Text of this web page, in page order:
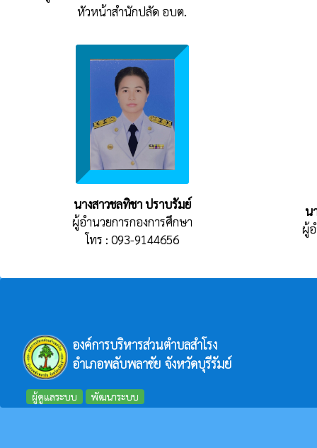
หัวหน้าสำนักปลัด อบต.
นางสาวชลทิชา ปราบรัมย์
ผู้อำนวยการกองการศึกษา
โทร : 093-9144656
น
ผู้
องค์การบริหารส่วนตำบลสำโรง
อำเภอพลับพลาชัย จังหวัดบุรีรัมย์
ผู้ดูแลระบบ พัฒนาระบบ